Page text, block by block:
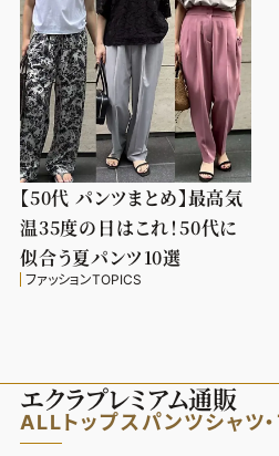
【50代 パンツまとめ】最高気
温35度の日はこれ！50代に
似合う夏パンツ10選
ファッションTOPICS
エクラプレミアム通販
ALLトップスパンツシャツ